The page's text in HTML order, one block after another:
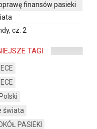
finansów pasieki
cz. 2
TAGI
świata
PASIEKI